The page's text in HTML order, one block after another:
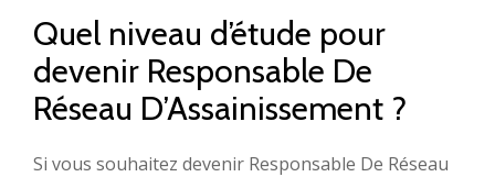
Quel niveau d’étude pour
devenir Responsable De
Réseau D’Assainissement ?
Si vous souhaitez devenir Responsable De Réseau